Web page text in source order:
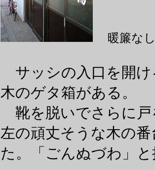
暖簾な
サッシの入口を開け
木のゲタ箱がある。
靴を脱いでさらに戸
左の頑丈そうな木の
た。「ごんぬづわ」